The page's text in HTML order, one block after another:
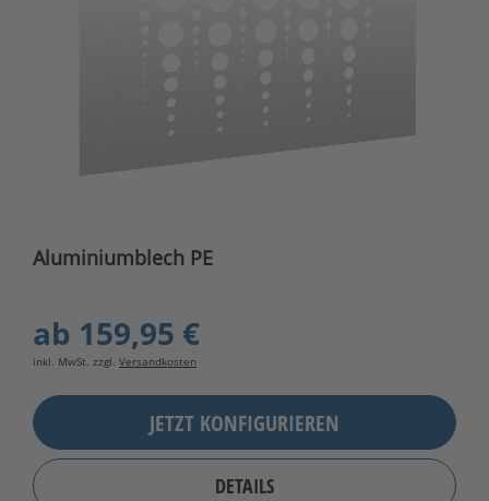
Aluminiumblech PE
ab 159,95 €
inkl. MwSt. zzgl. Versandkosten
JETZT KONFIGURIEREN
DETAILS